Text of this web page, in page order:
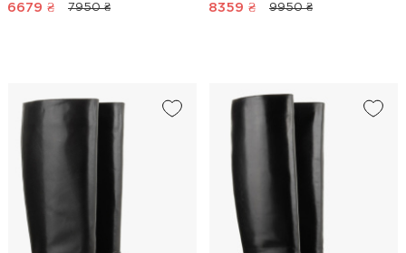
6679 ₴ 7950 ₴ 8359 ₴ 9950 ₴